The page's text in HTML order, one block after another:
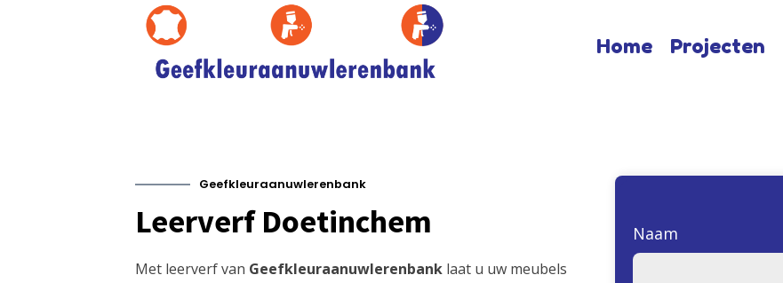
Home Projecten
Geefkleuraanuwlerenbank
Leerverf Doetinchem
Met leerverf van Geefkleuraanuwlerenbank laat u uw meubels
Naam